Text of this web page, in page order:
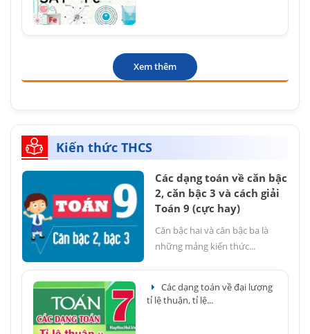
Xem thêm
Kiến thức THCS
Các dạng toán về căn bậc
2, căn bậc 3 và cách giải
Toán 9 (cực hay)
Căn bậc hai và căn bậc ba là
những mảng kiến thức...
Các dạng toán về đại lượng
tỉ lệ thuận, tỉ lệ...